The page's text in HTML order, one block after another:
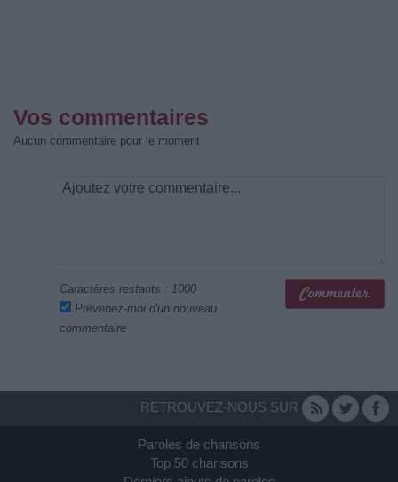
Vos commentaires
Aucun commentaire pour le moment
Caractères restants : 1000
Prévenez-moi d'un nouveau
commentaire
RETROUVEZ-NOUS SUR
Paroles de chansons
Top 50 chansons